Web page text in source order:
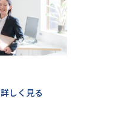
詳しく見る